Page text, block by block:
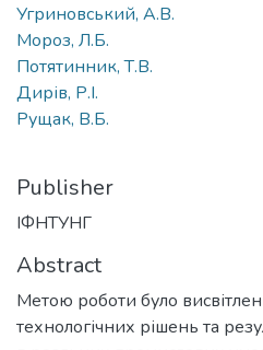
Угриновський, А.В.
Мороз, Л.Б.
Потятинник, Т.В.
Дирів, Р.І.
Рущак, В.Б.
Publisher
ІФНТУНГ
Abstract
Метою роботи було
технологічних рішень та